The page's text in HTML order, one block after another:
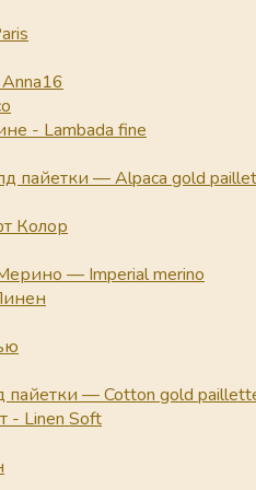
- Lambada fine
пайетки — Alpaca gold
Колор
— Imperial merino
пайетки — Cotton gold
- Linen Soft